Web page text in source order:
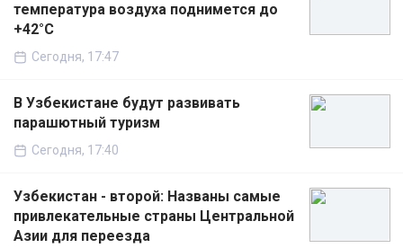
температура воздуха поднимется до
+42°C
Сегодня, 17:47
В Узбекистане будут развивать
парашютный туризм
Сегодня, 17:40
Узбекистан - второй: Названы самые
привлекательные страны Центральной
Азии для переезда